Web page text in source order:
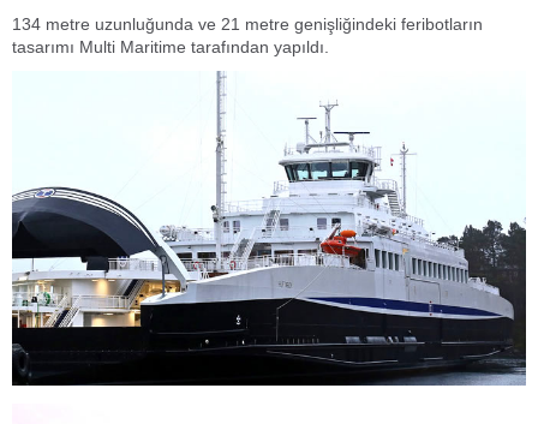
134 metre uzunluğunda ve 21 metre genişliğindeki feribotların
tasarımı Multi Maritime tarafından yapıldı.